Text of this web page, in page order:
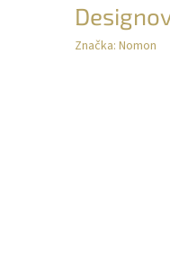
Značka: Nomon